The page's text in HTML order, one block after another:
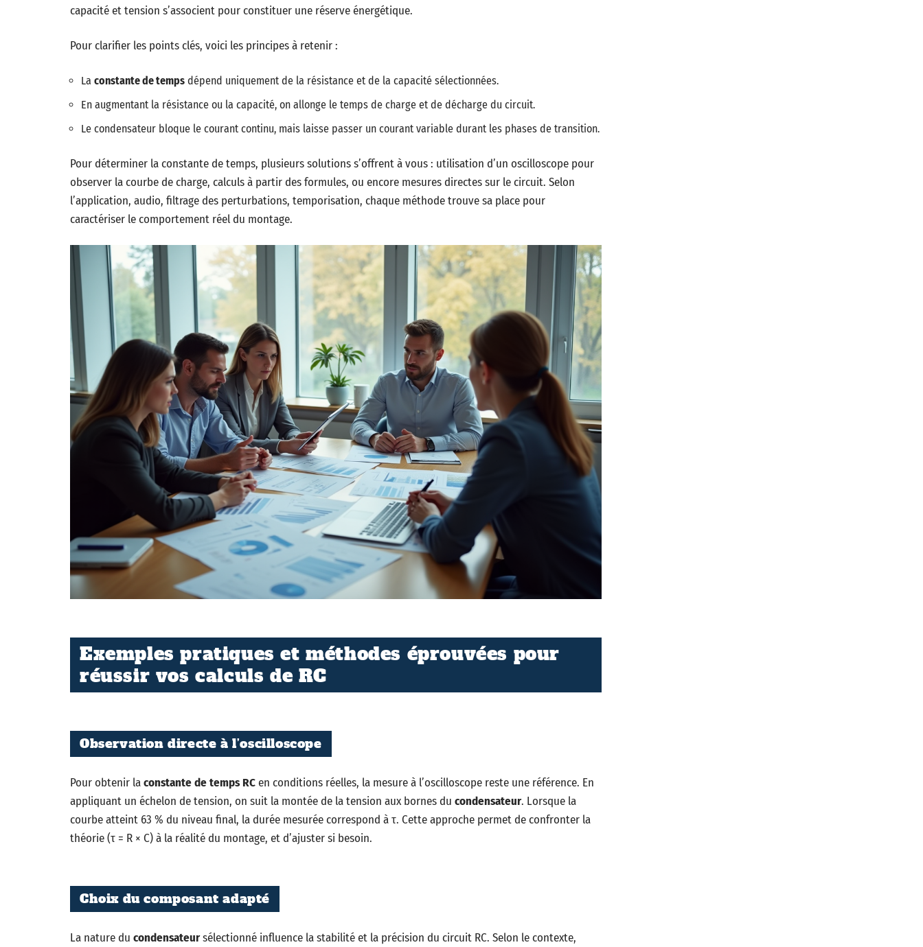
capacité et tension s’associent pour constituer une réserve énergétique.
Pour clarifier les points clés, voici les principes à retenir :
La constante de temps dépend uniquement de la résistance et de la capacité sélectionnées.
En augmentant la résistance ou la capacité, on allonge le temps de charge et de décharge du circuit.
Le condensateur bloque le courant continu, mais laisse passer un courant variable durant les phases de transition.
Pour déterminer la constante de temps, plusieurs solutions s’offrent à vous : utilisation d’un oscilloscope pour
observer la courbe de charge, calculs à partir des formules, ou encore mesures directes sur le circuit. Selon
l’application, audio, filtrage des perturbations, temporisation, chaque méthode trouve sa place pour
caractériser le comportement réel du montage.
Exemples pratiques et méthodes éprouvées pour
réussir vos calculs de RC
Observation directe à l’oscilloscope
Pour obtenir laconstante de temps RCen conditions réelles, la mesure à l’oscilloscope reste une référence. En
appliquant un échelon de tension, on suit la montée de la tension aux bornes du condensateur. Lorsque la
courbe atteint 63 % du niveau final, la durée mesurée correspond à τ. Cette approche permet de confronter la
théorie (τ = R × C) à la réalité du montage, et d’ajuster si besoin.
Choix du composant adapté
La nature du condensateursélectionné influence la stabilité et la précision du circuit RC. Selon le contexte,